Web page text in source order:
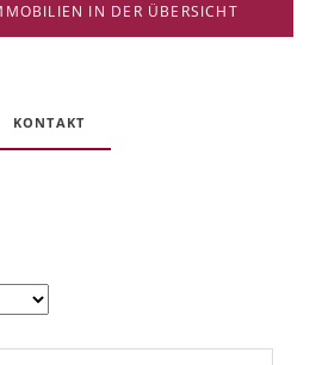
IN DER ÜBERSICHT
KONTAKT